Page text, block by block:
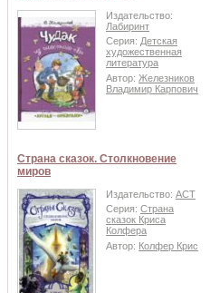
Издательство:
Лабиринт
Серия: Детская
художественная
литература
Автор: Железников
Владимир Карпович
Страна сказок. Столкновение
миров
Издательство: АСТ
Серия: Страна
сказок Криса
Колфера
Автор: Колфер Крис